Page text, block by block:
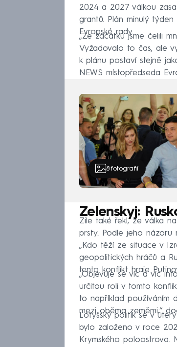
2024 a 2027 válkou
grantů. Plán minulý
Evropské rady.
„Ze začátku jsme čelili
Vyžadovalo to čas, ale
k plánu postaví stejně
NEWS místopředseda
8fotografií
Zelenskyj:
Zile také řekl, že válka
prsty. Podle jeho názoru
„Kdo těží ze situace v
geopolitických hráčů a
tento konflikt hraje
„Objevuje se víc a víc
určitou roli v tomto
to například používáním
mezi oběma zeměmi,“
Lotyšský politik se v
bylo založeno v roce
Krymského poloostrova.